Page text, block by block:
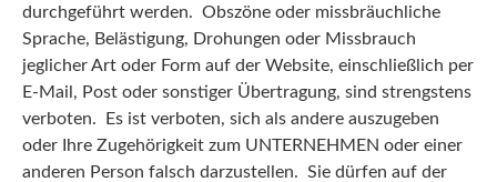
durchgeführt werden. Obszöne oder missbräuchliche
Sprache, Belästigung, Drohungen oder Missbrauch
jeglicher Art oder Form auf der Website, einschließlich per
E-Mail, Post oder sonstiger Übertragung, sind strengstens
verboten. Es ist verboten, sich als andere auszugeben
oder Ihre Zugehörigkeit zum UNTERNEHMEN oder einer
anderen Person falsch darzustellen. Sie dürfen auf der